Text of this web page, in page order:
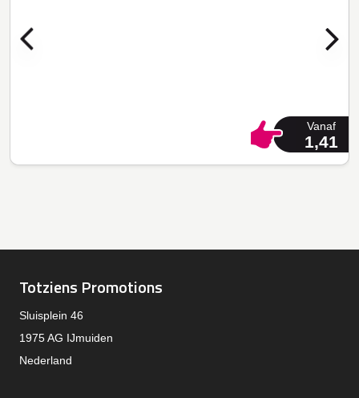
Vanaf
1,41
Totziens Promotions
Sluisplein 46
1975 AG IJmuiden
Nederland